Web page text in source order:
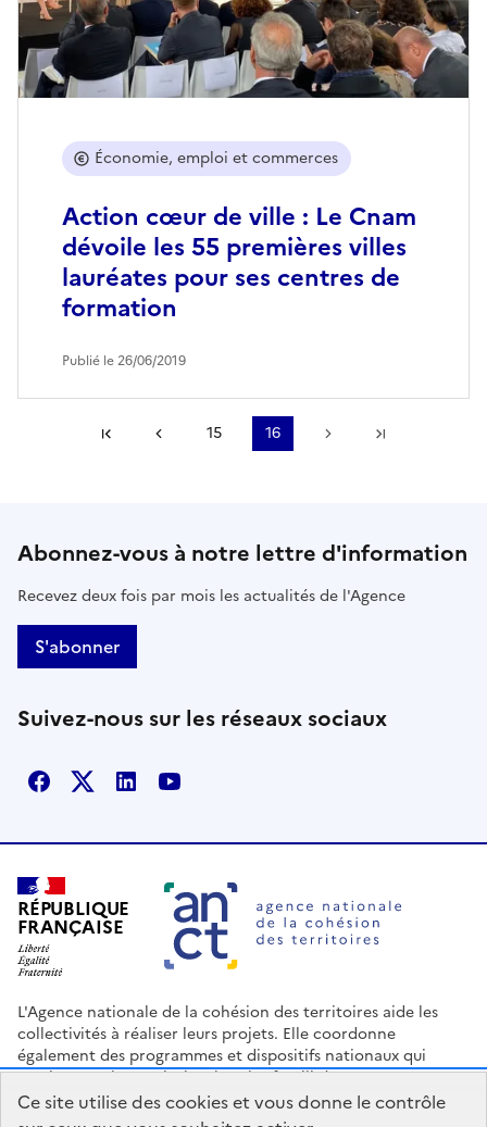
Ce site utilise des cookies et vous donne le contrôle
Action cœur de ville : Le Cnam
dévoile les 55 premières villes
lauréates pour ses centres de
formation
Économie, emploi et commerces
Publié le 26/06/2019
Première pagePage précédente
15 16 Page suivante
Abonnez-vous à notre lettre d'information
Recevez deux fois par mois les actualités de l'Agence
S'abonner
Suivez-nous sur les réseaux sociaux
Facebook
X LinkedinYoutube
RÉPUBLIQUE
FRANÇAISE
L'Agence nationale de la cohésion des territoires aide les
collectivités à réaliser leurs projets. Elle coordonne
également des programmes et dispositifs nationaux qui
soutiennent les territoires les plus fragilisés.
Nous contacter Espace Presse Logo ANCTOffres d'emploi